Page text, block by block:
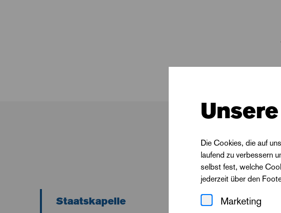
Staatskapelle
Die Cookies, die auf
laufend zu verbessern
selbst fest, welche
jederzeit über den
Marketing